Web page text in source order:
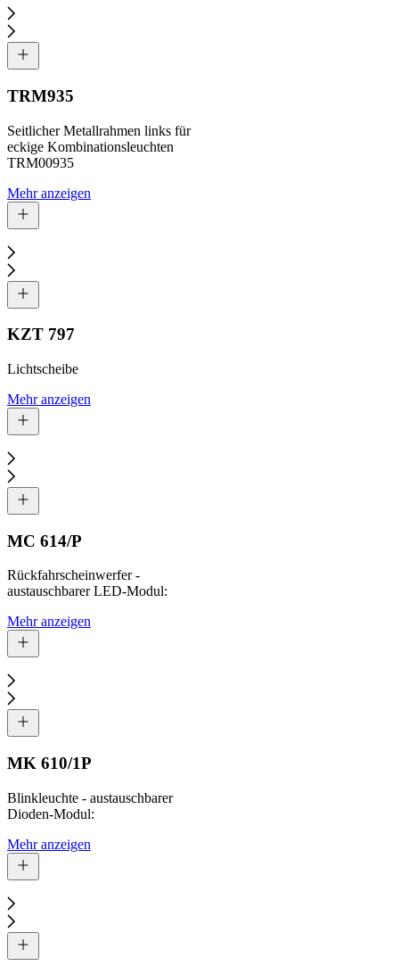
TRM935
Seitlicher Metallrahmen links für
eckige Kombinationsleuchten
TRM00935
Mehr anzeigen
KZT 797
Lichtscheibe
Mehr anzeigen
MC 614/P
Rückfahrscheinwerfer -
austauschbarer LED-Modul:
Mehr anzeigen
MK 610/1P
Blinkleuchte - austauschbarer
Dioden-Modul:
Mehr anzeigen